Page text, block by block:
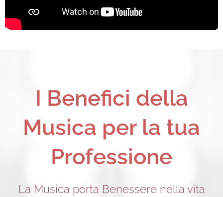
I Benefici della
Musica per la tua
Professione
La Musica porta Benessere nella vita